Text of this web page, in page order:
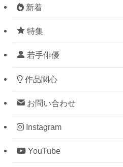
新着
特集
若手俳優
作品関心
お問い合わせ
Instagram
YouTube